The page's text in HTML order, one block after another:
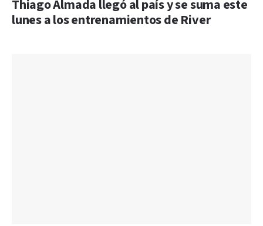
Thiago Almada llegó al país y se suma este
lunes a los entrenamientos de River